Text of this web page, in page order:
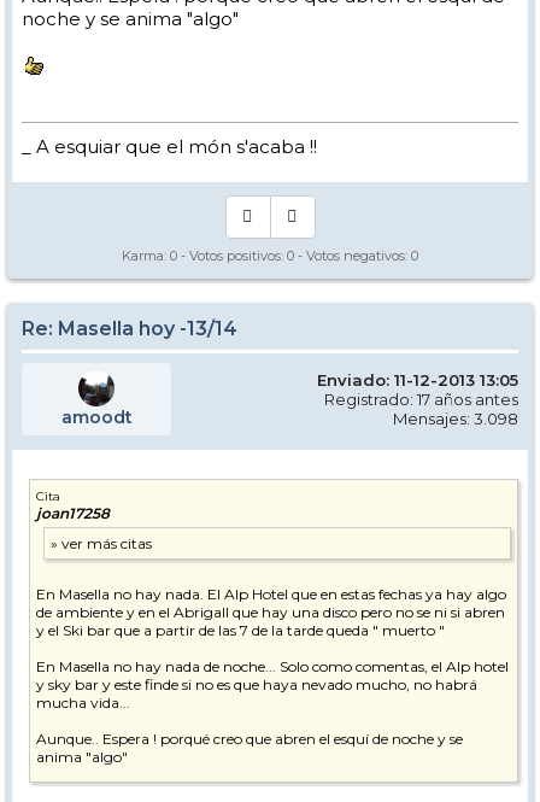
noche y se anima "algo"
_ A esquiar que el món s'acaba !!
Karma: 0 - Votos positivos: 0 - Votos negativos: 0
Re: Masella hoy -13/14
amoodt
Enviado: 11-12-2013 13:05
Registrado: 17 años antes
Mensajes: 3.098
Cita
joan17258
En Masella no hay nada. El Alp Hotel que en estas fechas ya hay algo
de ambiente y en el Abrigall que hay una disco pero no se ni si abren
y el Ski bar que a partir de las 7 de la tarde queda " muerto "
En Masella no hay nada de noche... Solo como comentas, el Alp hotel
y sky bar y este finde si no es que haya nevado mucho, no habrá
mucha vida...
Aunque.. Espera ! porqué creo que abren el esquí de noche y se
anima "algo"